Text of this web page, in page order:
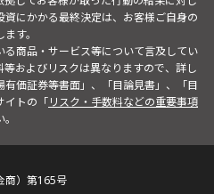
にかかる最終決定は、お客様ご自身の
す。
商品・サービス等について言及してい
およびリスクは異なりますので、詳し
価証券等書面」、「目論見書」、「目
イトの「リスク・手数料などの重要事項
商）第165号